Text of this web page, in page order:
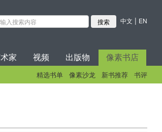
中文 | EN
家 视频 出版物 像素书店
精选书单 像素沙龙 新书推荐 书评